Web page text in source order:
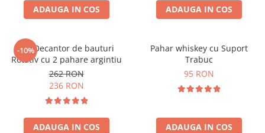
ADAUGA IN COS ADAUGA IN COS
-10%
Set Decantor de bauturi
Rotativ cu 2 pahare argintiu
262 RON
236 RON
ADAUGA IN COS
Pahar whiskey cu Suport
Trabuc
95 RON
ADAUGA IN COS